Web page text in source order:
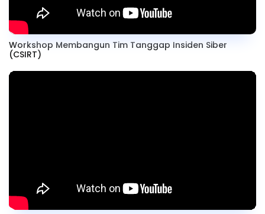
Workshop Membangun Tim Tanggap Insiden Siber
(CSIRT)